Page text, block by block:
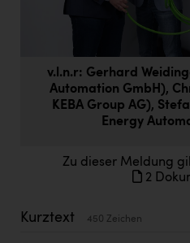
Doppler Gruppe
everfield
Firmenradl
HIG Infomotion Group
Immotech
v.l.n.r: Gerhard
Automation GmbH),
KEBA Group AG),
Energy
Zu dieser Meldung
2
Kurztext 450 Zeichen